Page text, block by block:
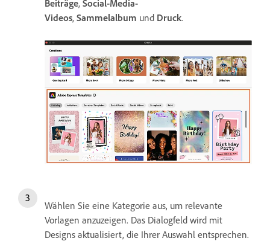
Beiträge, Social-Media-
Videos, Sammelalbum und Druck.
Wählen Sie eine Kategorie aus, um relevante
Vorlagen anzuzeigen. Das Dialogfeld wird mit
Designs aktualisiert, die Ihrer Auswahl entsprechen.